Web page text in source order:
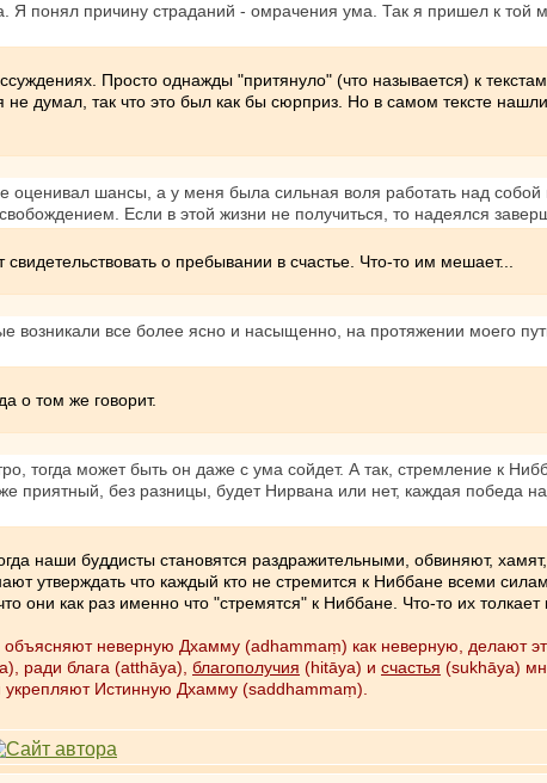
Я понял причину страданий - омрачения ума. Так я пришел к той
Просто однажды "притянуло" (что называется) к
думал, так что это был как бы сюрприз. Но в самом тексте
оценивал шансы, а у меня была сильная воля работать над собой
Если в этой жизни не получиться, то надеялся
о пребывании в счастье. Что-то им мешает...
возникали все более ясно и насыщенно, на протяжении моего
о том же говорит.
тогда может быть он даже с ума сойдет. А так, стремление к
приятный, без разницы, будет Нирвана или нет, каждая победа
наши буддисты становятся раздражительными, обвиняют,
утверждать что каждый кто не стремится к Ниббане всеми
они как раз именно что "стремятся" к Ниббане. Что-то их толкает
неверную Дхамму (adhammaṃ) как неверную, делают
ради блага (atthāya), благополучия (hitāya) и счастья (sukhāya)
Истинную Дхамму (saddhammaṃ).